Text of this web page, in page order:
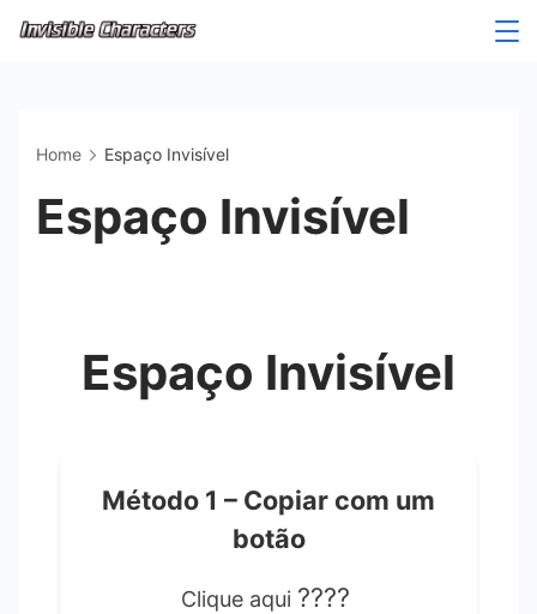
Skip
Home Espaço Invisível
Espaço Invisível
Espaço Invisível
Método 1 – Copiar com um
botão
Clique aqui ????